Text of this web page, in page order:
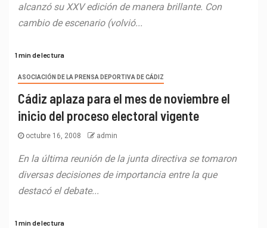
alcanzó su XXV edición de manera brillante. Con
cambio de escenario (volvió...
1 min de lectura
ASOCIACIÓN DE LA PRENSA DEPORTIVA DE CÁDIZ
Cádiz aplaza para el mes de noviembre el
inicio del proceso electoral vigente
octubre 16, 2008 admin
En la última reunión de la junta directiva se tomaron
diversas decisiones de importancia entre la que
destacó el debate...
1 min de lectura